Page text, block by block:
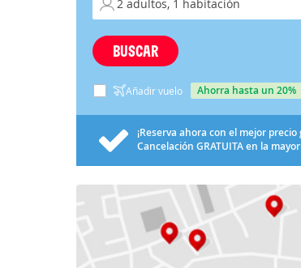
BUSCAR
Añadir vuelo ahorra hasta un 20%
¡Reserva ahora con el mejor
Cancelación GRATUITAen la